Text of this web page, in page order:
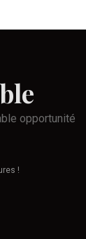
opportunité
!